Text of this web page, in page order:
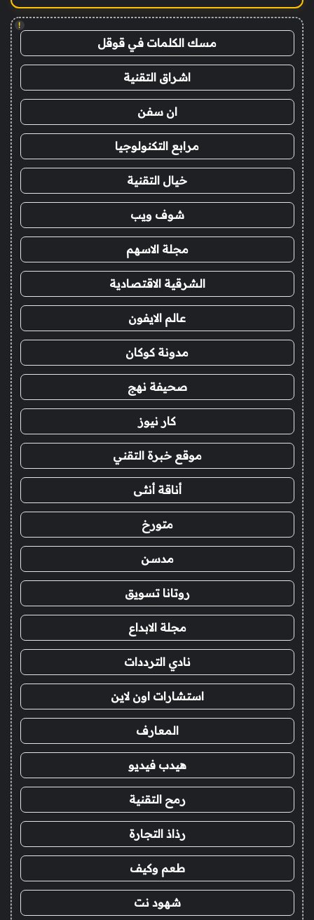
!
مسك الكلمات في قوقل
اشراق التقنية
ان سفن
مرابع التكنولوجيا
خيال التقنية
شوف ويب
مجلة الاسهم
الشرقية الاقتصادية
عالم الايفون
مدونة كوكان
صحيفة نهج
كار نيوز
موقع خبرة التقني
أناقة أنثى
متورخ
مدسن
روتانا تسويق
مجلة الابداع
نادي الترددات
استشارات اون لاين
المعارف
هيدب فيديو
رمح التقنية
رذاذ التجارة
طعم وكيف
شهود نت